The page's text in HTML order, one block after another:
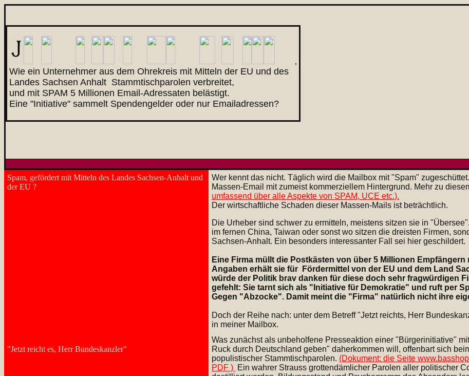
,
Wie ein Unternehmer aus dem Ohrekreis mit Mitteln der EU und des
Landes Sachsen Anhalt Stammtischparolen verbreitet,
und mit SPAM 5 Millionen Email-Adressaten belästigt.
Eine "Initiative" sammelt Spendengelder oder nur Emailadressen?
Spam, gefördert mit Mitteln des Landes Sachsen-Anhalt und
der EU ?
Wer kennt das nicht. Täglich wird die Mailbox mit "Spam"
Massen-Email mit zumeist kommerziellem Hintergrund. Mehr zu
umfassend über alle Aspekte von SPAM, UCE etc.).
Der wirtschaftliche Schaden dieser Massen-Mails ist beträchtlich.
Die Urheber sind schwer zu ermitteln, meistens sitzen sie in
im fernen China, Taiwan oder sonst wo sitzen die dreisten Firmen,
Sachsen-Anhalt. Ein besonders interessanter Fall sei hier geschildert.
Eine Firma müllt die Postkästen von über 5 Millionen
Angaben erhält sie für Fördermittel von der EU und dem Land
würde der Politik brav danken für diese doch sehr fragwürdigen
gefehlt: Sie tarnt sich als "Initiative für Demokratie" und ruft per
Gegen "Abzocke". Damit meint die "Firma" natürlich nicht ihre
Doch der Reihe nach: unter dem Betreff "Jetzt reichts, Herr
in meiner Mailbox.
"Jetzt reicht es, Herr Bundeskanzler"
Was zunächst als unbeholfene Presseaktion einer "Bürgerinitiative"
Ruck durch Deutschland geben" daherkommen will, offenbart sich
populistischer Stammtischparolen. (Dokument: die Seite
PDF ) Ein wahrer Strauss grottendämlicher Parolen aller politischer